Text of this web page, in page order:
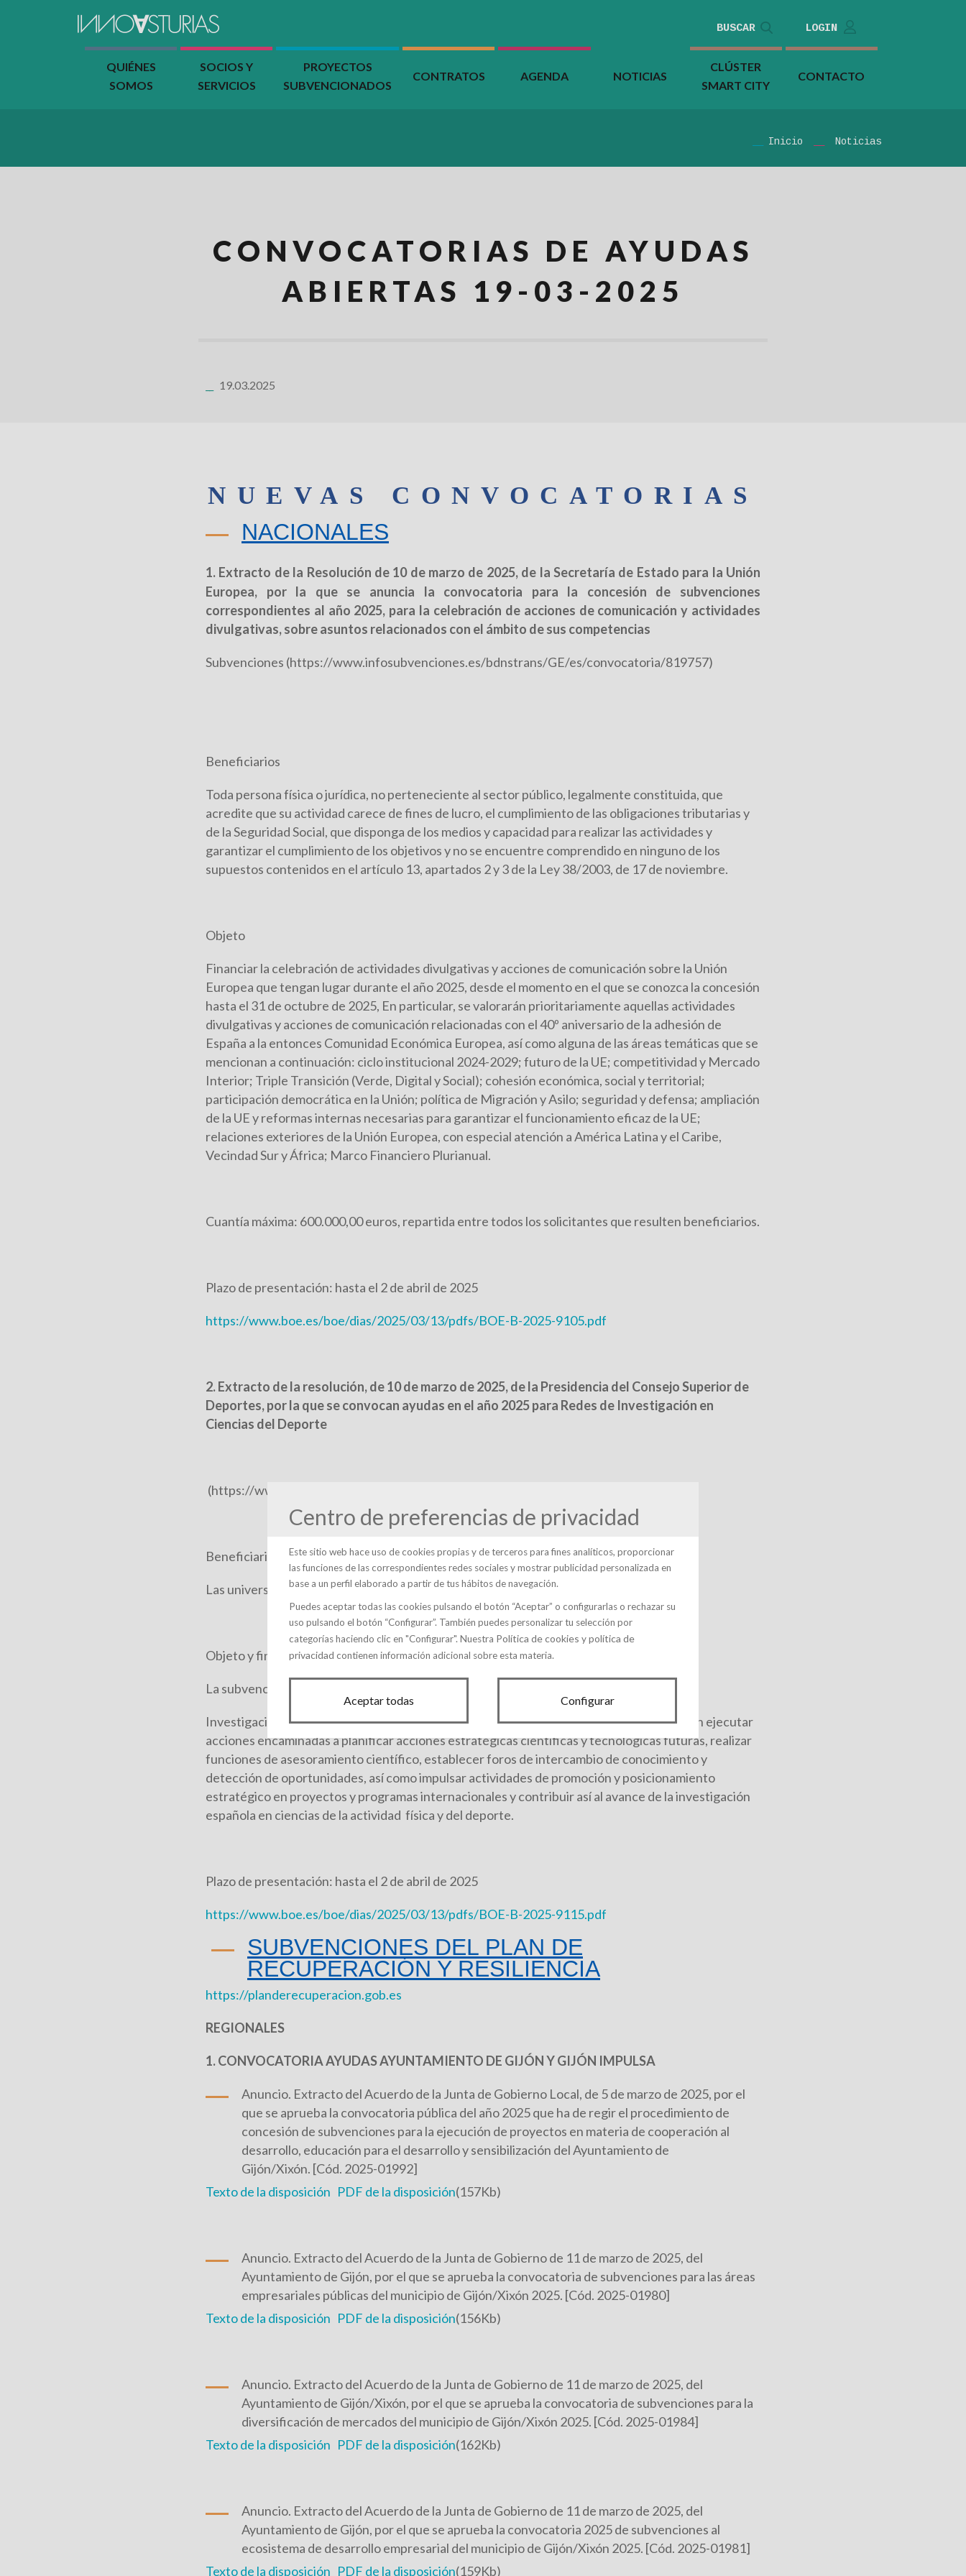
BUSCAR LOGIN
QUIÉNES
SOMOS
SOCIOS Y
SERVICIOS
PROYECTOS
SUBVENCIONADOS
CONTRATOS AGENDA NOTICIAS
CLÚSTER
SMART CITY
CONTACTO
Inicio Noticias
CONVOCATORIAS DE AYUDAS
ABIERTAS 19-03-2025
19.03.2025
NUEVAS CONVOCATORIAS
NACIONALES
1. Extracto de la Resolución de 10 de marzo de 2025, de la Secretaría de Estado para la Unión
Europea, por la que se anuncia la convocatoria para la concesión de subvenciones
correspondientes al año 2025, para la celebración de acciones de comunicación y actividades
divulgativas, sobre asuntos relacionados con el ámbito de sus competencias
Subvenciones (https://www.infosubvenciones.es/bdnstrans/GE/es/convocatoria/819757)
Beneficiarios
Toda persona física o jurídica, no perteneciente al sector público, legalmente constituida, que
acredite que su actividad carece de fines de lucro, el cumplimiento de las obligaciones tributarias y
de la Seguridad Social, que disponga de los medios y capacidad para realizar las actividades y
garantizar el cumplimiento de los objetivos y no se encuentre comprendido en ninguno de los
supuestos contenidos en el artículo 13, apartados 2 y 3 de la Ley 38/2003, de 17 de noviembre.
Objeto
Financiar la celebración de actividades divulgativas y acciones de comunicación sobre la Unión
Europea que tengan lugar durante el año 2025, desde el momento en el que se conozca la concesión
hasta el 31 de octubre de 2025, En particular, se valorarán prioritariamente aquellas actividades
divulgativas y acciones de comunicación relacionadas con el 40º aniversario de la adhesión de
España a la entonces Comunidad Económica Europea, así como alguna de las áreas temáticas que se
mencionan a continuación: ciclo institucional 2024-2029; futuro de la UE; competitividad y Mercado
Interior; Triple Transición (Verde, Digital y Social); cohesión económica, social y territorial;
participación democrática en la Unión; política de Migración y Asilo; seguridad y defensa; ampliación
de la UE y reformas internas necesarias para garantizar el funcionamiento eficaz de la UE;
relaciones exteriores de la Unión Europea, con especial atención a América Latina y el Caribe,
Vecindad Sur y África; Marco Financiero Plurianual.
Cuantía máxima: 600.000,00 euros, repartida entre todos los solicitantes que resulten beneficiarios.
Plazo de presentación: hasta el 2 de abril de 2025
https://www.boe.es/boe/dias/2025/03/13/pdfs/BOE-B-2025-9105.pdf
2. Extracto de la resolución, de 10 de marzo de 2025, de la Presidencia del Consejo Superior de
Deportes, por la que se convocan ayudas en el año 2025 para Redes de Investigación en
Ciencias del Deporte
(https://www.infosubvenciones.es/bdnstrans/GE/es/convocatoria/819774)
Beneficiarios:
Las universidades públicas o privadas
Objeto y finalidad:
La subvención se dirige a la creación y dinamización de «Redes de
Investigación en Ciencias del Deporte», para facilitar que los grupos participantes puedan ejecutar
acciones encaminadas a planificar acciones estratégicas científicas y tecnológicas futuras, realizar
funciones de asesoramiento científico, establecer foros de intercambio de conocimiento y
detección de oportunidades, así como impulsar actividades de promoción y posicionamiento
estratégico en proyectos y programas internacionales y contribuir así al avance de la investigación
española en ciencias de la actividad física y del deporte.
Plazo de presentación: hasta el 2 de abril de 2025
https://www.boe.es/boe/dias/2025/03/13/pdfs/BOE-B-2025-9115.pdf
SUBVENCIONES DEL PLAN DE
RECUPERACIÓN Y RESILIENCIA
https://planderecuperacion.gob.es
REGIONALES
1. CONVOCATORIA AYUDAS AYUNTAMIENTO DE GIJÓN Y GIJÓN IMPULSA
Anuncio. Extracto del Acuerdo de la Junta de Gobierno Local, de 5 de marzo de 2025, por el
que se aprueba la convocatoria pública del año 2025 que ha de regir el procedimiento de
concesión de subvenciones para la ejecución de proyectos en materia de cooperación al
desarrollo, educación para el desarrollo y sensibilización del Ayuntamiento de
Gijón/Xixón. [Cód. 2025-01992]
Texto de la disposición PDF de la disposición(157Kb)
Anuncio. Extracto del Acuerdo de la Junta de Gobierno de 11 de marzo de 2025, del
Ayuntamiento de Gijón, por el que se aprueba la convocatoria de subvenciones para las áreas
empresariales públicas del municipio de Gijón/Xixón 2025. [Cód. 2025-01980]
Texto de la disposición PDF de la disposición(156Kb)
Anuncio. Extracto del Acuerdo de la Junta de Gobierno de 11 de marzo de 2025, del
Ayuntamiento de Gijón/Xixón, por el que se aprueba la convocatoria de subvenciones para la
diversificación de mercados del municipio de Gijón/Xixón 2025. [Cód. 2025-01984]
Texto de la disposición PDF de la disposición(162Kb)
Anuncio. Extracto del Acuerdo de la Junta de Gobierno de 11 de marzo de 2025, del
Ayuntamiento de Gijón, por el que se aprueba la convocatoria 2025 de subvenciones al
ecosistema de desarrollo empresarial del municipio de Gijón/Xixón 2025. [Cód. 2025-01981]
Texto de la disposición PDF de la disposición(159Kb)
Centro de preferencias de privacidad
Este sitio web hace uso de cookies propias y de terceros para fines analíticos, proporcionar
las funciones de las correspondientes redes sociales y mostrar publicidad personalizada en
base a un perfil elaborado a partir de tus hábitos de navegación.
Puedes aceptar todas las cookies pulsando el botón “Aceptar” o configurarlas o rechazar su
uso pulsando el botón “Configurar”. También puedes personalizar tu selección por
categorías haciendo clic en "Configurar". Nuestra Política de cookies ypolítica de
privacidad contienen información adicional sobre esta materia.
Aceptar todas Configurar